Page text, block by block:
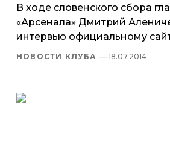
В ходе словенского сбора
«Арсенала» Дмитрий
интервью официальному
НОВОСТИ КЛУБА — 18.07.2014